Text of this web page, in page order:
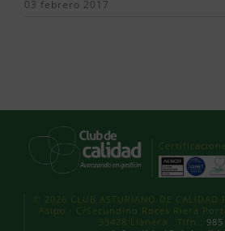
03 febrero 2017
Certificaciones
© 2026 CLUB ASTURIANO DE
Asipo · C/Secundino Roces Riera
33428 Llanera · Tlfn.: